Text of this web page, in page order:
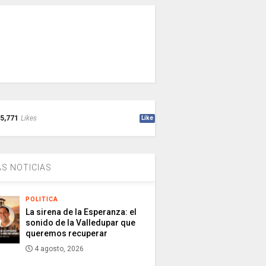
5,771 Likes Like
NOTICIAS
POLITICA
La sirena de la Esperanza: el
sonido de la Valledupar que
queremos recuperar
4 agosto, 2026